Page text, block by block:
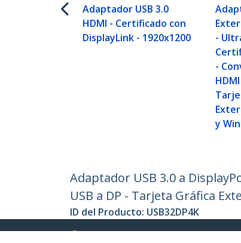
Adaptador USB 3.0
HDMI - Certificado con
DisplayLink - 1920x1200
-
-
y
Adaptador USB 3.0 a
USB a DP - Tarjeta Gráfica
ID del Producto: USB32DP4K
Hágase Socio